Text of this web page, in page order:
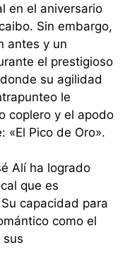
en el aniversario
Sin embargo,
antes y un
el prestigioso
su agilidad
le
coplero y el apodo
«El Pico de Oro».
Alí ha logrado
que es
Su capacidad para
como el
sus